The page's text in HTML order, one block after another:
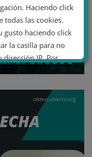
Haciendo click
todas las cookies.
gusto haciendo click
la casilla para no
dirección IP. Por
de cookies.
Aceptar cookies
Política de cookies